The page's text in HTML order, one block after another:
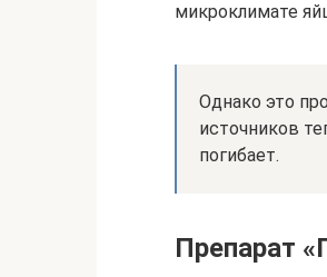
микроклимате
Однако это
источников
погибает.
Препарат